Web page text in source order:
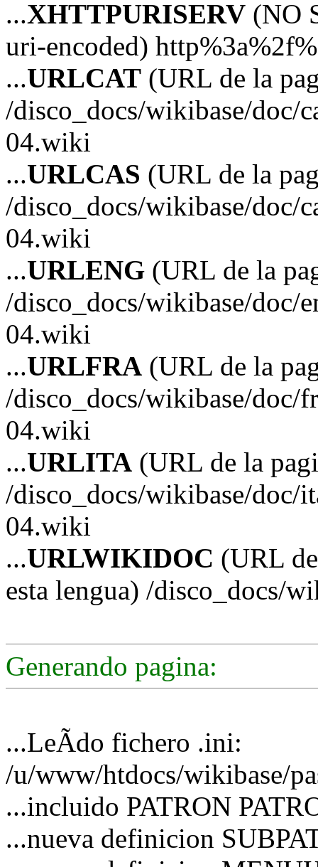
...XHTTPURISERV (NO
uri-encoded)
...URLCAT (URL de la
/disco_docs/wikibase/doc/
04.wiki
...URLCAS (URL de la
/disco_docs/wikibase/doc/
04.wiki
...URLENG (URL de la
/disco_docs/wikibase/doc/
04.wiki
...URLFRA (URL de la
/disco_docs/wikibase/doc/
04.wiki
...URLITA (URL de la
/disco_docs/wikibase/doc/
04.wiki
...URLWIKIDOC (URL
esta lengua) /disco_docs/
Generando pagina:
...LeÃ­do fichero .ini:
/u/www/htdocs/wikibase/
...incluido PATRON
...nueva definicion